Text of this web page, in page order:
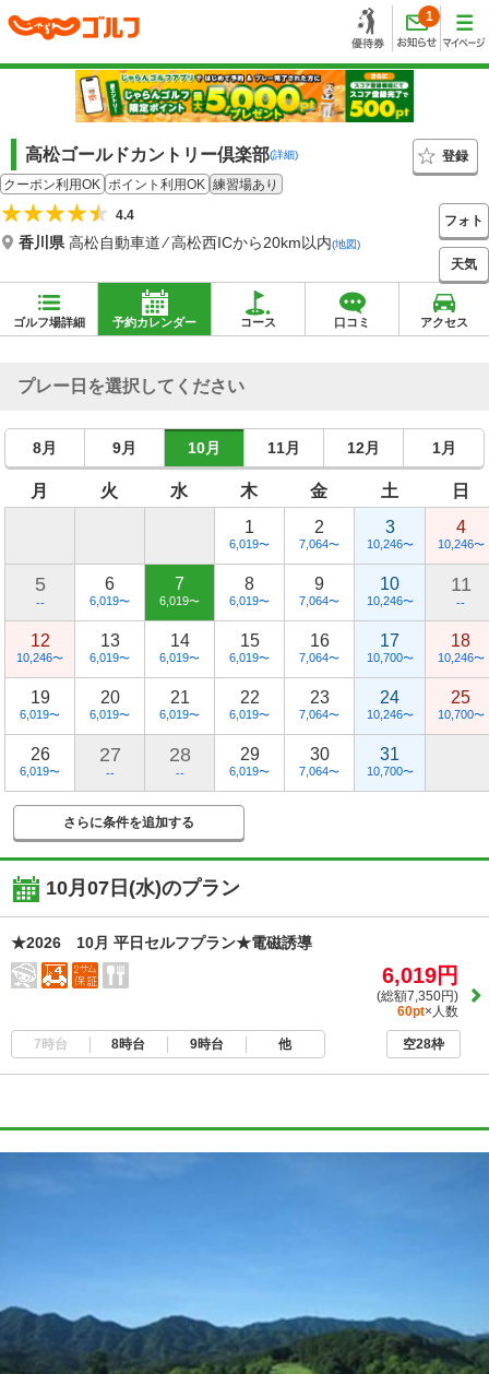
1
高松ゴールドカントリー倶楽部(詳細)
登録
クーポン利用OK ポイント利用OK 練習場あり
4.4
香川県高松自動車道 ⁄ 高松西ICから20km以内(地図)
フォト
天気
ゴルフ場詳細 予約カレンダー コース 口コミ アクセス
プレー日を選択してください
8月 9月 10月 11月 12月 1月
月 火 水 木 金 土
日
1
6,019〜
2
7,064〜
3
10,246〜
4
10,246〜
5
--
6
6,019〜
7
6,019〜
8
6,019〜
9
7,064〜
10
10,246〜
11
--
12
10,246〜
13
6,019〜
14
6,019〜
15
6,019〜
16
7,064〜
17
10,700〜
18
10,246〜
19
6,019〜
20
6,019〜
21
6,019〜
22
6,019〜
23
7,064〜
24
10,246〜
25
10,700〜
26
6,019〜
27
--
28
--
29
6,019〜
30
7,064〜
31
10,700〜
さらに条件を追加する
10月07日(水)のプラン
★2026 10月 平日セルフプラン★電磁誘導
6,019円
(総額7,350円)
60pt×人数
7時台 8時台 9時台 他 空28枠